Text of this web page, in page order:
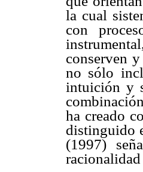
la cual
con
conserven
no sólo
intuición y
ha creado
distinguido
(1997)
racionalidad